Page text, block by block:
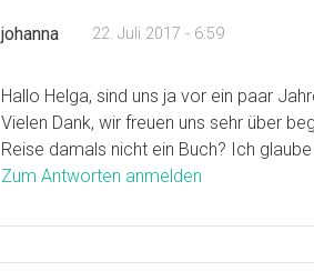
johanna 22. Juli 2017 - 6:59
Hallo Helga, sind uns ja vor ein paar
Vielen Dank, wir freuen uns sehr über
Reise damals nicht ein Buch? Ich
Zum Antworten anmelden